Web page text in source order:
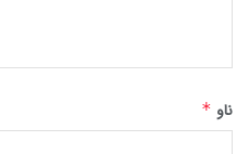
ناو *